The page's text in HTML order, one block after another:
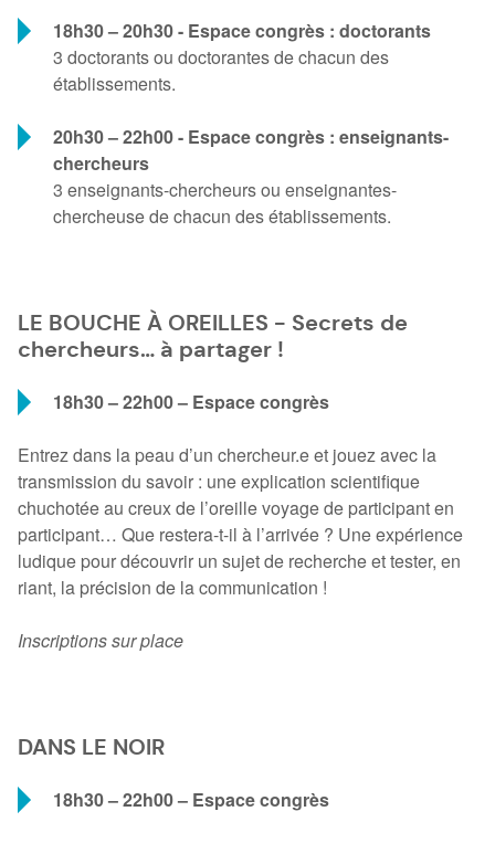
18h30 – 20h30 - Espace congrès : doctorants
3 doctorants ou doctorantes de chacun des
établissements.
20h30 – 22h00 - Espace congrès : enseignants-
chercheurs
3 enseignants-chercheurs ou enseignantes-
chercheuse de chacun des établissements.
LE BOUCHE À OREILLES - Secrets de
chercheurs… à partager !
18h30 – 22h00 – Espace congrès
Entrez dans la peau d’un chercheur.e et jouez avec la
transmission du savoir : une explication scientifique
chuchotée au creux de l’oreille voyage de participant en
participant… Que restera-t-il à l’arrivée ? Une expérience
ludique pour découvrir un sujet de recherche et tester, en
riant, la précision de la communication !
Inscriptions sur place
DANS LE NOIR
18h30 – 22h00 – Espace congrès